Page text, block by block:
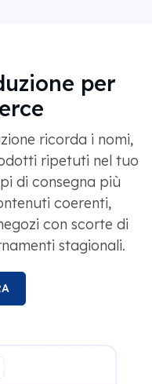
per
ricorda i nomi,
ripetuti nel tuo
di consegna più
coerenti,
con scorte di
stagionali.